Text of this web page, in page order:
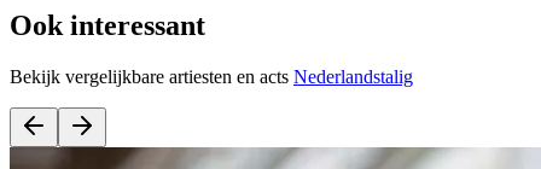
Ook interessant
Bekijk vergelijkbare artiesten en acts Nederlandstalig